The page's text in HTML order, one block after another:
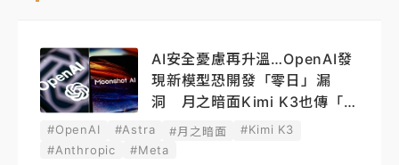
AI安全憂慮再升溫…OpenAI發
現新模型恐開發「零日」漏
洞 月之暗面Kimi K3也傳「越
獄」
#OpenAI #Astra #月之暗面
#Kimi K3
#Anthropic
#Meta